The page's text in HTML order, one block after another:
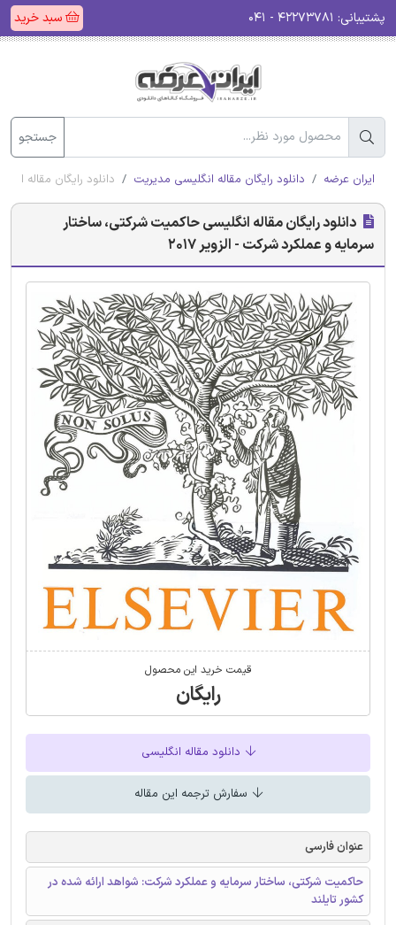
پشتیبانی: سبد خرید
جستجو
ایران عرضه دانلود رایگان مقاله انگلیسی مدیریت دانلود رایگان مقاله
دانلود رایگان مقاله انگلیسی حاکمیت شرکتی، ساختار
سرمایه و عملکرد شرکت - الزویر 2017
قیمت خرید این محصول
رایگان
دانلود مقاله انگلیسی
سفارش ترجمه این مقاله
عنوان فارسی
حاکمیت شرکتی، ساختار سرمایه و عملکرد شرکت: شواهد ارائه شده در
کشور تایلند